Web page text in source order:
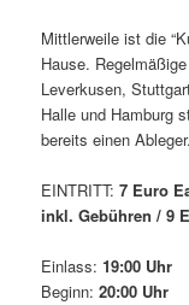
Mittlerweile ist die
Hause.
Leverkusen,
Halle und Hamburg
bereits einen Ableger.
EINTRITT:7 Euro
inkl. Gebühren / 9
Einlass:19:00 Uhr
Beginn:20:00 Uhr